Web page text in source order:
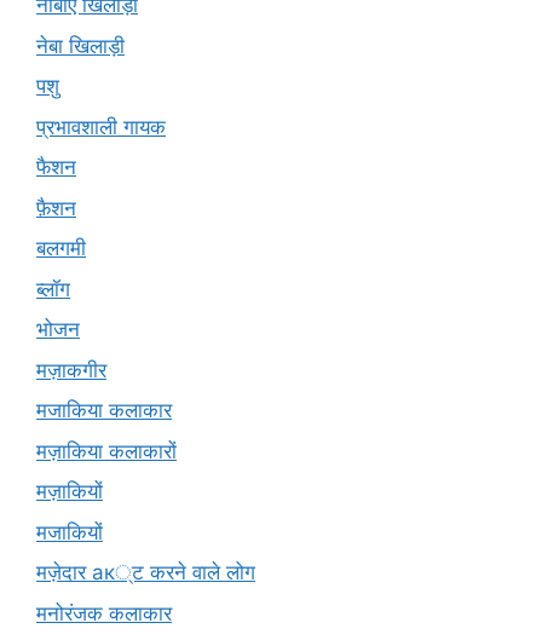
नीबीए खिलाड़ी
नेबा खिलाड़ी
पशु
प्रभावशाली गायक
फैशन
फ़ैशन
बलगमी
ब्लॉग
भोजन
मज़ाकगीर
मजाकिया कलाकार
मज़ाकिया कलाकारों
मज़ाकियों
मजाकियों
मज़ेदार ак्ट करने वाले लोग
मनोरंजक कलाकार